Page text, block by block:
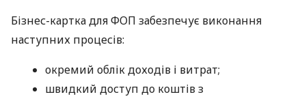
Бізнес-картка для ФОП забезпечує виконання
наступних процесів:
окремий облік доходів і витрат;
швидкий доступ до коштів з